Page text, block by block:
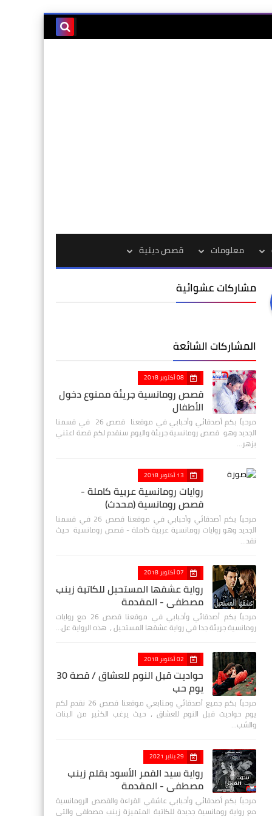
معلومات قصص دينية
مشاركات عشوائية
المشاركات الشائعة
08 أكتوبر 2018
قصص رومانسية جريئة ممنوع دخول
الأطفال
مرحباً بكم أصدقائي وأحبابي في موقعنا قصص 26 في قسمنا
الجديد وهو قصص رومانسية جريئة واليوم سنقدم لكم قصة اعتني
بزهر…
13 أكتوبر 2018
روايات رومانسية عربية كاملة -
قصص رومانسية (محدث)
مرحباً بكم أصدقائي وأحبابي في موقعنا قصص 26 في قسمنا
الجديد وهو روايات رومانسية عربية كاملة - قصص رومانسية حيث
نقد…
07 أكتوبر 2018
رواية عشقها المستحيل للكاتبة زينب
مصطفي - المقدمة
مرحباً بكم أصدقائي وأحبابي في موقعنا قصص 26 مع روايات
رومانسية جريئة جدا في رواية عشقها المستحيل ، هذه الرواية عل…
02 أكتوبر 2018
حواديت قبل النوم للعشاق / قصة 30
يوم حب
مرحباً بكم جميع أصدقائي ومتابعي موقعنا قصص 26 نقدم لكم
يوم حواديت قبل النوم للعشاق ، حيث يرغب الكثير من البنات
والشب…
29 يناير 2021
رواية سيد القمر الأسود بقلم زينب
مصطفي - المقدمة
مرحباً بكم أصدقائي وأحبابي عاشقي القراءة والقصص الرومانسية
مع رواية رومانسية جديدة للكاتبة المتميزة زينب مصطفى والتي